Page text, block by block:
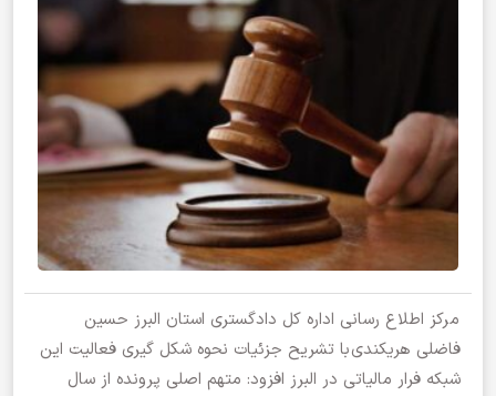
مرکز اطلاع رسانی اداره کل دادگستری استان البرز حسین
فاضلی هریکندیبا تشریح جزئیات نحوه شکل گیری فعالیت این
شبکه فرار مالیاتی در البرز افزود: متهم اصلی پرونده از سال